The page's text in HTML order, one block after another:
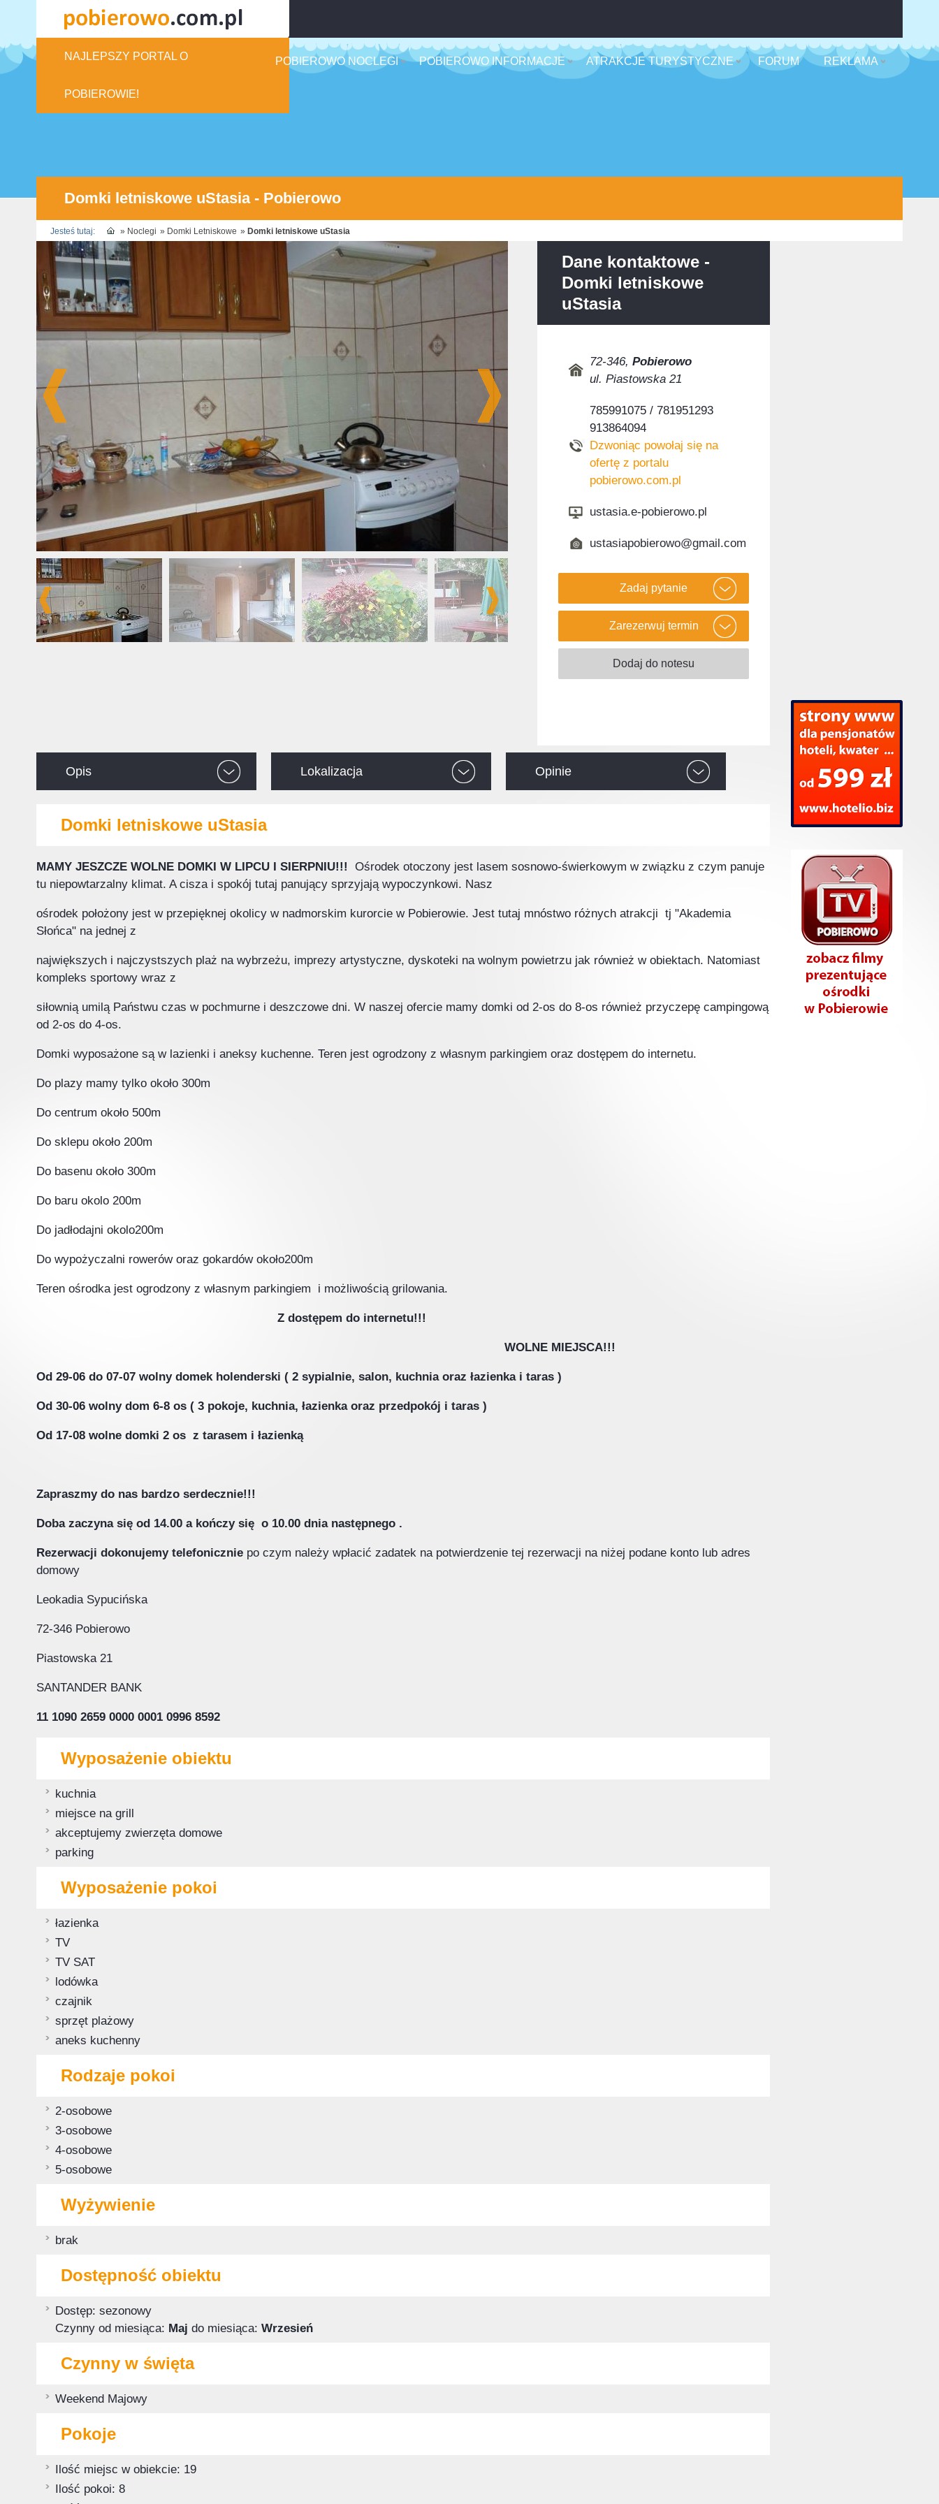
POBIEROWO NOCLEGI POBIEROWO INFORMACJE ATRAKCJE TURYSTYCZNE FORUM REKLAMA
NAJLEPSZY PORTAL O
POBIEROWIE!
Domki letniskowe uStasia - Pobierowo
Jesteś tutaj: » Noclegi » Domki Letniskowe » Domki letniskowe uStasia
Dane kontaktowe -
Domki letniskowe
uStasia
72-346, Pobierowo
ul. Piastowska 21
785991075 / 781951293
913864094
Dzwoniąc powołaj się na
ofertę z portalu
pobierowo.com.pl
ustasia.e-pobierowo.pl
ustasiapobierowo@gmail.com
Opis Lokalizacja Opinie
Domki letniskowe uStasia
MAMY JESZCZE WOLNE DOMKI W LIPCU I SIERPNIU!!! Ośrodek otoczony jest lasem sosnowo-świerkowym w związku z czym panuje
tu niepowtarzalny klimat. A cisza i spokój tutaj panujący sprzyjają wypoczynkowi. Nasz
ośrodek położony jest w przepięknej okolicy w nadmorskim kurorcie w Pobierowie. Jest tutaj mnóstwo różnych atrakcji tj "Akademia
Słońca" na jednej z
największych i najczystszych plaż na wybrzeżu, imprezy artystyczne, dyskoteki na wolnym powietrzu jak również w obiektach. Natomiast
kompleks sportowy wraz z
siłownią umilą Państwu czas w pochmurne i deszczowe dni. W naszej ofercie mamy domki od 2-os do 8-os również przyczepę campingową
od 2-os do 4-os.
Domki wyposażone są w lazienki i aneksy kuchenne. Teren jest ogrodzony z własnym parkingiem oraz dostępem do internetu.
Do plazy mamy tylko około 300m
Do centrum około 500m
Do sklepu około 200m
Do basenu około 300m
Do baru okolo 200m
Do jadłodajni okolo200m
Do wypożyczalni rowerów oraz gokardów około200m
Teren ośrodka jest ogrodzony z własnym parkingiem i możliwością grilowania.
Z dostępem do internetu!!!
WOLNE MIEJSCA!!!
Od 29-06 do 07-07 wolny domek holenderski ( 2 sypialnie, salon, kuchnia oraz łazienka i taras )
Od 30-06 wolny dom 6-8 os ( 3 pokoje, kuchnia, łazienka oraz przedpokój i taras )
Od 17-08 wolne domki 2 os z tarasem i łazienką
Zapraszmy do nas bardzo serdecznie!!!
Doba zaczyna się od 14.00 a kończy się o 10.00 dnia następnego .
Rezerwacji dokonujemy telefonicznie po czym należy wpłacić zadatek na potwierdzenie tej rezerwacji na niżej podane konto lub adres
domowy
Leokadia Sypucińska
72-346 Pobierowo
Piastowska 21
SANTANDER BANK
11 1090 2659 0000 0001 0996 8592
Wyposażenie obiektu
kuchnia
miejsce na grill
akceptujemy zwierzęta domowe
parking
Wyposażenie pokoi
łazienka
TV
TV SAT
lodówka
czajnik
sprzęt plażowy
aneks kuchenny
Rodzaje pokoi
2-osobowe
3-osobowe
4-osobowe
5-osobowe
Wyżywienie
brak
Dostępność obiektu
Dostęp: sezonowy
Czynny od miesiąca: Maj do miesiąca: Wrzesień
Czynny w święta
Weekend Majowy
Pokoje
Ilość miejsc w obiekcie: 19
Ilość pokoi: 8